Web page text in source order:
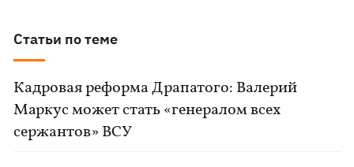
Статьи по теме
Кадровая реформа Драпатого: Валерий
Маркус может стать «генералом всех
сержантов» ВСУ